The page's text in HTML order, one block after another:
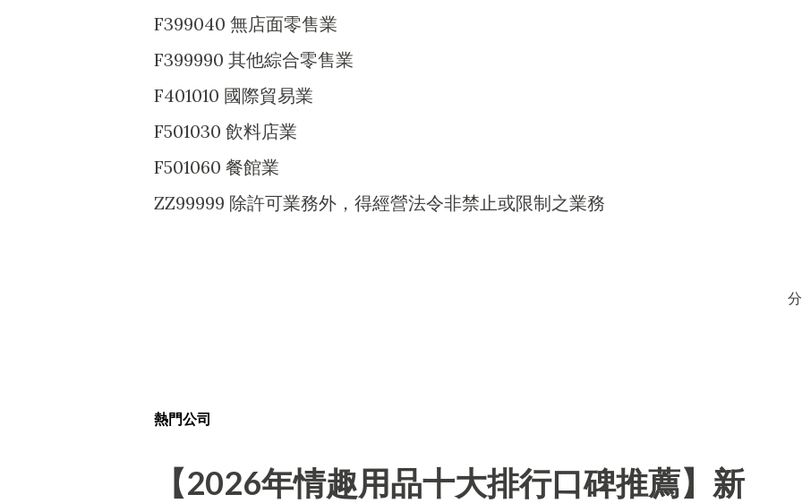
F399040 無店面零售業
F399990 其他綜合零售業
F401010 國際貿易業
F501030 飲料店業
F501060 餐館業
ZZ99999 除許可業務外，得經營法令非禁止或限制之業務
熱門公司
【2026年情趣用品十大排行口碑推薦】新